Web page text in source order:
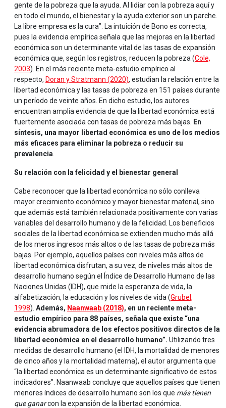
gente de la pobreza que la ayuda. Al lidiar con la pobreza aquí y
en todo el mundo, el bienestar y la ayuda exterior son un parche.
La libre empresa es la cura”. La intuición de Bono es correcta,
pues la evidencia empírica señala que las mejoras en la libertad
económica son un determinante vital de las tasas de expansión
económica que, según los registros, reducen la pobreza (Cole,
2003). En el más reciente meta-estudio empírico al
respecto, Doran y Stratmann (2020), estudian la relación entre la
libertad económica y las tasas de pobreza en 151 países durante
un período de veinte años. En dicho estudio, los autores
encuentran amplia evidencia de que la libertad económica está
fuertemente asociada con tasas de pobreza más bajas.
En
síntesis, una mayor libertad económica es uno de los medios
más eficaces para eliminar la pobreza o reducir su
prevalencia
Su relación con la felicidad y el bienestar general
Cabe reconocer que la libertad económica no sólo conlleva
mayor crecimiento económico y mayor bienestar material, sino
que además está también relacionada positivamente con varias
variables del desarrollo humano y de la felicidad. Los beneficios
sociales de la libertad económica se extienden mucho más allá
de los meros ingresos más altos o de las tasas de pobreza más
bajas. Por ejemplo, aquellos países con niveles más altos de
libertad económica disfrutan, a su vez, de niveles más altos de
desarrollo humano según el Índice de Desarrollo Humano de las
Naciones Unidas (IDH), que mide la esperanza de vida, la
alfabetización, la educación y los niveles de vida (Grubel,
1998). Además, Naanwaab (2018), en un reciente meta-
estudio empírico para 88 países, señala que existe “una
evidencia abrumadora de los efectos positivos directos de la
libertad económica en el desarrollo humano”. Utilizando tres
medidas de desarrollo humano (el IDH, la mortalidad de menores
de cinco años y la mortalidad materna), el autor argumenta que
“la libertad económica es un determinante significativo de estos
indicadores”. Naanwaab concluye que aquellos países que tienen
menores índices de desarrollo humano son los que más tienen
que ganarcon la expansión de la libertad económica.